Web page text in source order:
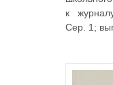
к
Сер. 1;